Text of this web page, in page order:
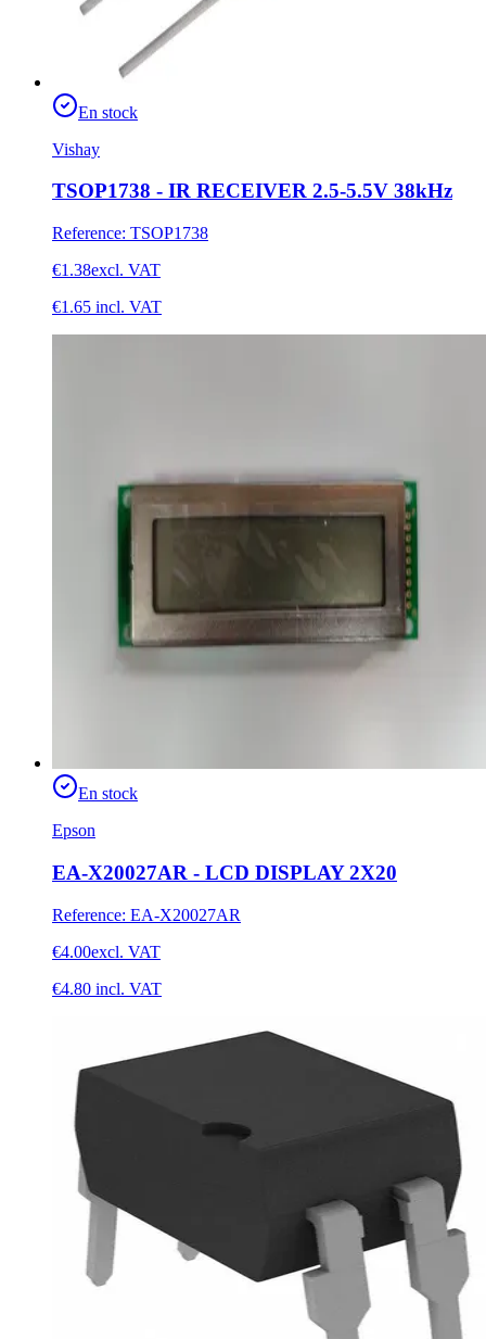
En stock
Vishay
TSOP1738 - IR RECEIVER 2.5-5.5V 38kHz
Reference: TSOP1738
€1.38excl. VAT
€1.65 incl. VAT
En stock
Epson
EA-X20027AR - LCD DISPLAY 2X20
Reference: EA-X20027AR
€4.00excl. VAT
€4.80 incl. VAT